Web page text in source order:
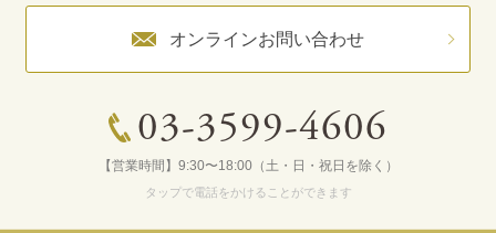
オンラインお問い合わせ
03-3599-4606
【営業時間】9:30〜18:00（土・日・祝日を除く）
タップで電話をかけることができます